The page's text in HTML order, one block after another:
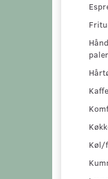
paler
Køl/